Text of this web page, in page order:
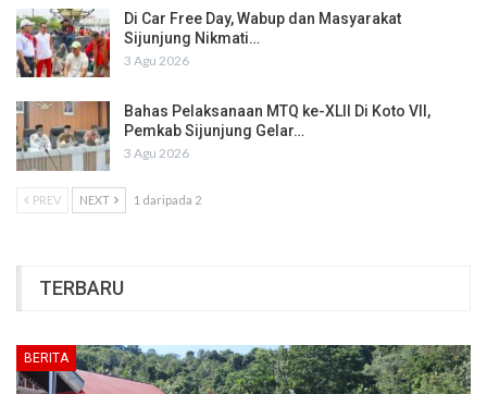
Di Car Free Day, Wabup dan Masyarakat
Sijunjung Nikmati…
3 Agu 2026
Bahas Pelaksanaan MTQ ke-XLII Di Koto VII,
Pemkab Sijunjung Gelar…
3 Agu 2026
PREV NEXT 1 daripada 2
TERBARU
BERITA